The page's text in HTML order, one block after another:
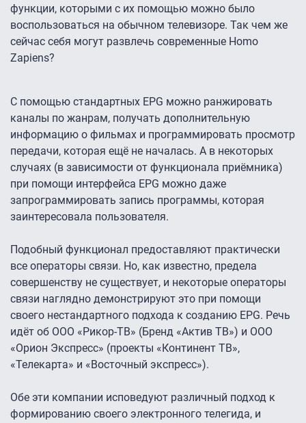
функции, которыми с их помощью можно было
воспользоваться на обычном телевизоре. Так чем же
сейчас себя могут развлечь современные Homo
Zapiens?
С помощью стандартных EPG можно ранжировать
каналы по жанрам, получать дополнительную
информацию о фильмах и программировать просмотр
передачи, которая ещё не началась. А в некоторых
случаях (в зависимости от функционала приёмника)
при помощи интерфейса EPG можно даже
запрограммировать запись программы, которая
заинтересовала пользователя.
Подобный функционал предоставляют практически
все операторы связи. Но, как известно, предела
совершенству не существует, и некоторые операторы
связи наглядно демонстрируют это при помощи
своего нестандартного подхода к созданию EPG. Речь
идёт об ООО «Рикор-ТВ» (Бренд «Актив ТВ») и ООО
«Орион Экспресс» (проекты «Континент ТВ»,
«Телекарта» и «Восточный экспресс»).
Обе эти компании исповедуют различный подход к
формированию своего электронного телегида, и